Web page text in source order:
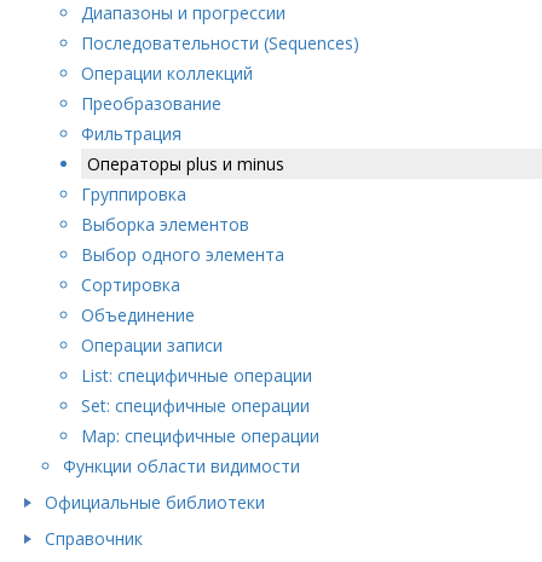
Диапазоны и прогрессии
Последовательности (Sequences)
Операции коллекций
Преобразование
Фильтрация
Операторы plus и minus
Группировка
Выборка элементов
Выбор одного элемента
Сортировка
Объединение
Операции записи
List: специфичные операции
Set: специфичные операции
Map: специфичные операции
Функции области видимости
Официальные библиотеки
Справочник